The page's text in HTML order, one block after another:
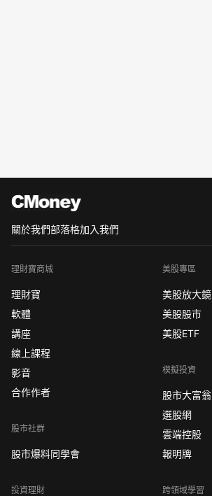
關於我們部落格加入我們
理財寶商城
理財寶
軟體
講座
線上課程
影音
合作作者
股市社群
股市爆料同學會
投資理財
美股專區
美股放大鏡
美股股市
美股ETF
模擬投資
股市大富翁
選股網
雲端控股
報明牌
跨領域學習